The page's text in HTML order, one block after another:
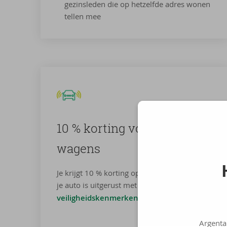
gezinsleden die op hetzelfde adres wonen
tellen mee
10 % kor­ting voor vei­li­ge
wa­gens
Je krijgt 10 % korting op de waarborg BA als
je auto is uitgerust met
veiligheidskenmerken